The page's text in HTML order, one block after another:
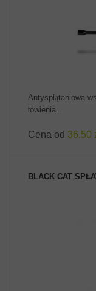
Antysplątaniowa
łowienia...
Cena od 36.50
BLACK CAT